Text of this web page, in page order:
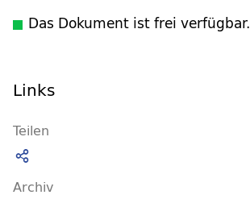
Das Dokument ist frei verfügbar.
Links
Teilen
Archiv